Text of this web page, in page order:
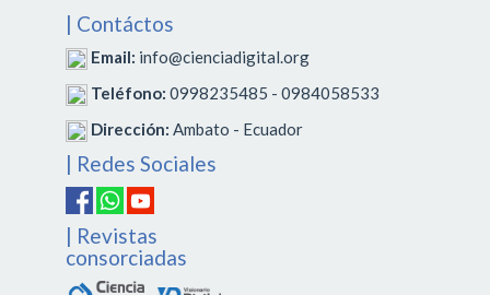
| Contáctos
Email: info@cienciadigital.org
Teléfono: 0998235485 - 0984058533
Dirección: Ambato - Ecuador
| Redes Sociales
| Revistas
consorciadas